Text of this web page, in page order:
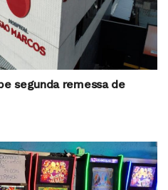
segunda remessa de